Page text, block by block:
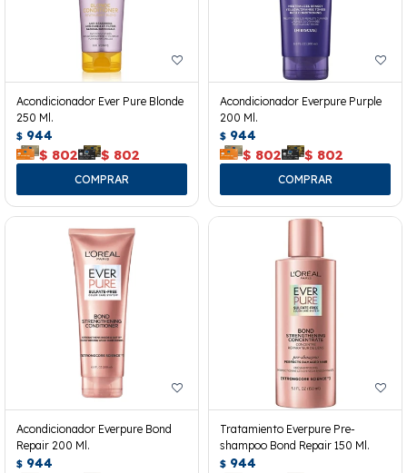
Acondicionador Ever Pure Blonde
250 Ml.
$ 944
$ 802 $ 802
Acondicionador Everpure Purple
200 Ml.
$ 944
$ 802 $ 802
Acondicionador Everpure Bond
Repair 200 Ml.
$ 944
Tratamiento Everpure Pre-
shampoo Bond Repair 150 Ml.
$ 944